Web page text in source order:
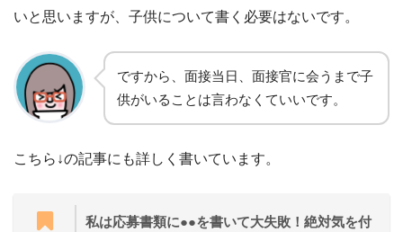
いと思いますが、子供について書く必要はないです。
ですから、面接当日、面接官に会うまで子
供がいることは言わなくていいです。
こちら↓の記事にも詳しく書いています。
私は応募書類に●●を書いて大失敗！絶対気を付